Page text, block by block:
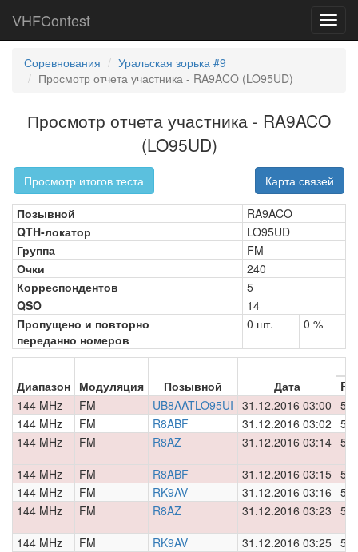
VHFContest
Соревнования
Уральская зорька #9
Просмотр отчета участника - RA9ACO (LO95UD)
Просмотр отчета участника - RA9ACO
(LO95UD)
Просмотр итогов теста Карта связей
Позывной
RA9ACO
QTH-локатор
LO95UD
Группа
FM
Очки
240
Корреспондентов
5
QSO
14
Пропущено и повторно
переданно номеров
0 шт. 0 %
Диапазон Модуляция Позывной Дата
144 MHz
FM UB8AATLO95UI 31.12.2016 03:00 59
144 MHz
FM R8ABF 31.12.2016 03:02 59
144 MHz
FM R8AZ 31.12.2016 03:14 59
144 MHz
FM R8ABF 31.12.2016 03:15 59
144 MHz
FM RK9AV 31.12.2016 03:16 59
144 MHz
FM R8AZ 31.12.2016 03:23 59
144 MHz
FM RK9AV 31.12.2016 03:25 59